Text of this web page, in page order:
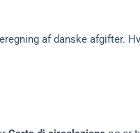
af danske afgifter.